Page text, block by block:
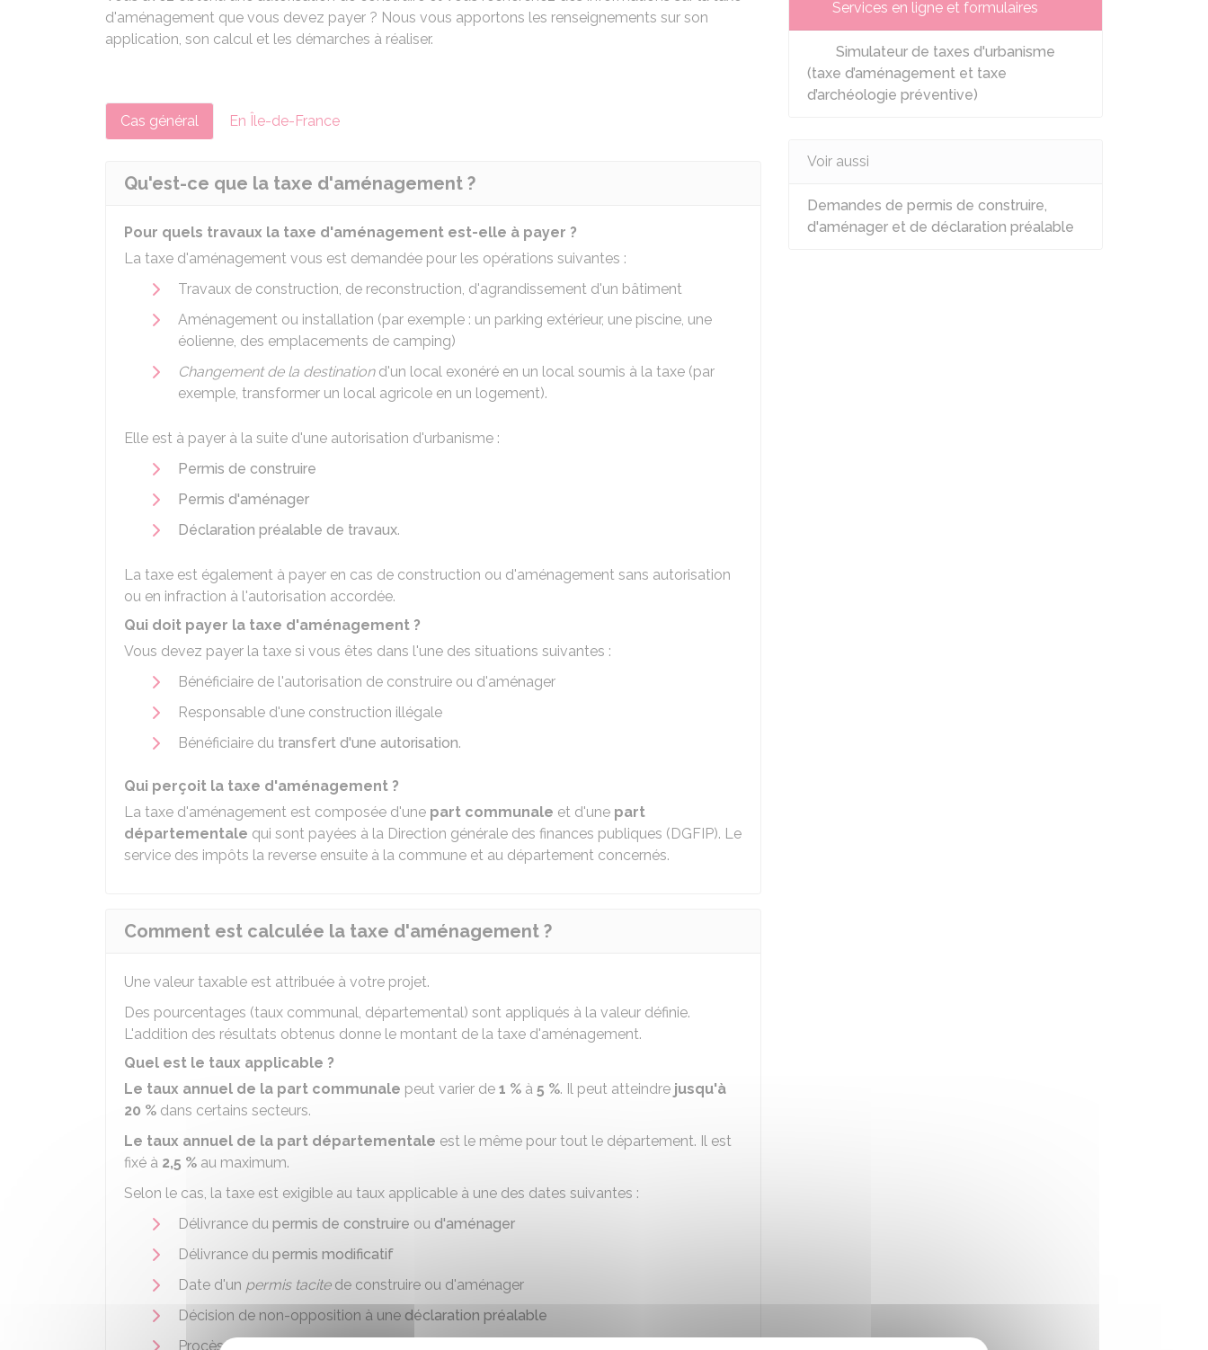
d'aménagement que vous devez payer ? Nous vous apportons les renseignements sur son
application, son calcul et les démarches à réaliser.
Cas général En Île-de-France
Qu'est-ce que la taxe d'aménagement ?
Pour quels travaux la taxe d'aménagement est-elle à payer ?
La taxe d'aménagement vous est demandée pour les opérations suivantes :
Travaux de construction, de reconstruction, d'agrandissement d'un bâtiment
Aménagement ou installation (par exemple : un parking extérieur, une piscine, une
éolienne, des emplacements de camping)
Changement de la destinationd'un local exonéré en un local soumis à la taxe (par
exemple, transformer un local agricole en un logement).
Elle est à payer à la suite d'une autorisation d'urbanisme :
Permis de construire
Permis d'aménager
Déclaration préalable de travaux.
La taxe est également à payer en cas de construction ou d'aménagement sans autorisation
ou en infraction à l'autorisation accordée.
Qui doit payer la taxe d'aménagement ?
Vous devez payer la taxe si vous êtes dans l'une des situations suivantes :
Bénéficiaire de l'autorisation de construire ou d'aménager
Responsable d'une construction illégale
Bénéficiaire du transfert d'une autorisation.
Qui perçoit la taxe d'aménagement ?
La taxe d'aménagement est composée d'une part communale et d'une part
départementale qui sont payées à la Direction générale des finances publiques (DGFIP). Le
service des impôts la reverse ensuite à la commune et au département concernés.
Comment est calculée la taxe d'aménagement ?
Une valeur taxable est attribuée à votre projet.
Des pourcentages (taux communal, départemental) sont appliqués à la valeur définie.
L'addition des résultats obtenus donne le montant de la taxe d'aménagement.
Quel est le taux applicable ?
Le taux annuel de la part communale peut varier de 1 % à 5 %. Il peut atteindre jusqu'à
20 % dans certains secteurs.
Le taux annuel de la part départementale est le même pour tout le département. Il est
fixé à 2,5 % au maximum.
Selon le cas, la taxe est exigible au taux applicable à une des dates suivantes :
Délivrance du permis de construire ou d'aménager
Délivrance du permis modificatif
Date d'un permis tacitede construire ou d'aménager
Décision de non-opposition à une déclaration préalable
Procès-verbal constatant l'achèvement des constructions réalisées sans autorisation
Services en ligne et formulaires
Simulateur de taxes d'urbanisme
(taxe d’aménagement et taxe
d’archéologie préventive)
Voir aussi
Demandes de permis de construire,
d'aménager et de déclaration préalable